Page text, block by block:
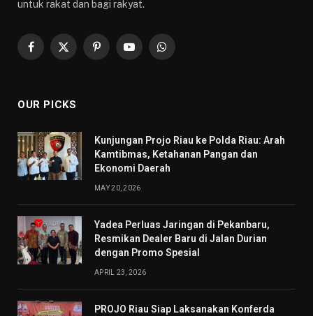
untuk rakat dan bagi rakyat.
Facebook
X
PinterestYouTubeWhatsApp
OUR PICKS
Kunjungan Projo Riau ke Polda Riau: Arah
Kamtibmas, Ketahanan Pangan dan
Ekonomi Daerah
MAY 20, 2026
Yadea Perluas Jaringan di Pekanbaru,
Resmikan Dealer Baru di Jalan Durian
dengan Promo Spesial
APRIL 23, 2026
PROJO Riau Siap Laksanakan Konferda